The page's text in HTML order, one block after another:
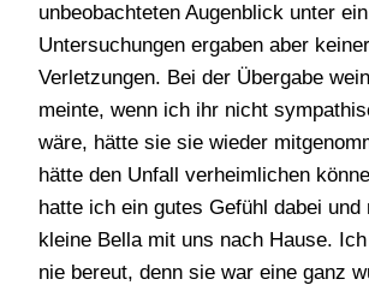
unbeobachteten Augenblick unter
Untersuchungen ergaben aber
Verletzungen. Bei der Übergabe
meinte, wenn ich ihr nicht
wäre, hätte sie sie wieder
hätte den Unfall verheimlichen
hatte ich ein gutes Gefühl dabei und
kleine Bella mit uns nach Hause.
nie bereut, denn sie war eine ganz